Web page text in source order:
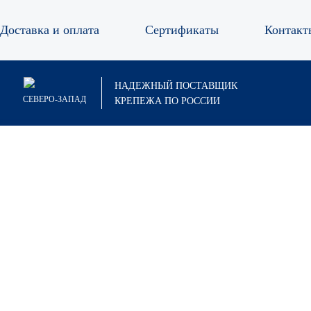
Доставка и оплата Сертификаты
СЕВЕРО-ЗАПАД
НАДЕЖНЫЙ ПОСТАВЩИК
КРЕПЕЖА ПО РОССИИ